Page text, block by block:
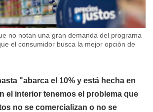
no notan una gran demanda del programa
el consumidor busca la mejor opción de
"abarca el 10% y está hecha en
el interior tenemos el problema que
no se comercializan o no se